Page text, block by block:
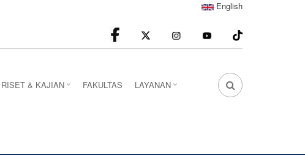
English
facebook Instagram youtube
FA
RISET & KAJIAN FAKULTAS LAYANAN